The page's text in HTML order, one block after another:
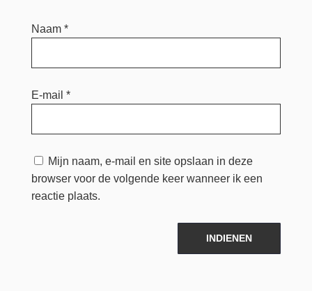
Naam *
E-mail *
Mijn naam, e-mail en site opslaan in deze
browser voor de volgende keer wanneer ik een
reactie plaats.
INDIENEN